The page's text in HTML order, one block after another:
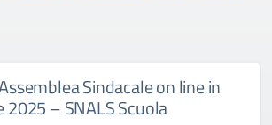
Sindacale on line in
2025 – SNALS Scuola